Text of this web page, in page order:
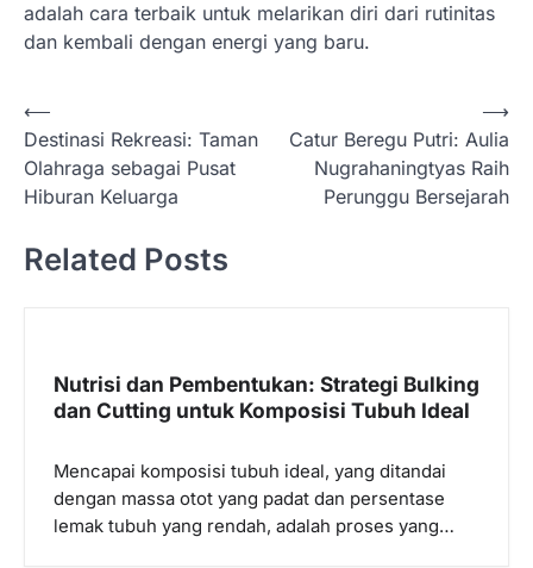
adalah cara terbaik untuk melarikan diri dari rutinitas
dan kembali dengan energi yang baru.
N
a
v
g
⟵
Destinasi Rekreasi: Taman
Olahraga sebagai Pusat
Hiburan Keluarga
Catur Beregu Putri: Aulia
Nugrahaningtyas Raih
Perunggu Bersejarah
⟶
Related Posts
Nutrisi dan Pembentukan: Strategi Bulking
dan Cutting untuk Komposisi Tubuh Ideal
Mencapai komposisi tubuh ideal, yang ditandai
dengan massa otot yang padat dan persentase
lemak tubuh yang rendah, adalah proses yang…